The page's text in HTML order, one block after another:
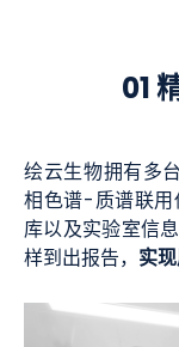
01
绘云生物拥有多
相色谱-质谱联
库以及实验室信
样到出报告， 实